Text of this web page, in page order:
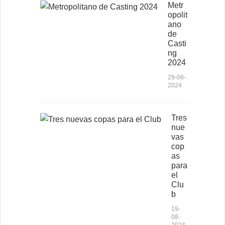
Metr
opolit
ano
de
Casti
ng
2024
29-08-
2024
Tres
nue
vas
cop
as
para
el
Clu
b
19-
08-